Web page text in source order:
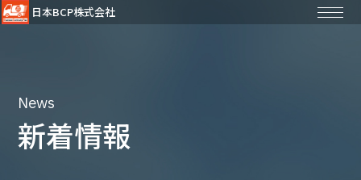
日本BCP株式会社
News
新着情報